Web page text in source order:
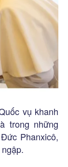
vụ khanh
trong những
Phanxicô,